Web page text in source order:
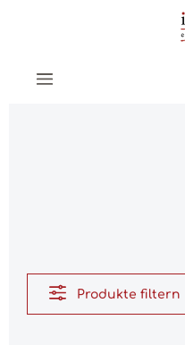
Zum Hauptinhalt springen
Produkte filtern